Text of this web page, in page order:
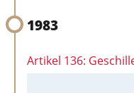
1983
Artikel 136: